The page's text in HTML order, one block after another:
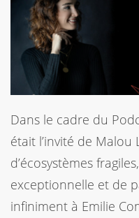
Dans le cadre du
était l’invité de Malou
d’écosystèmes
exceptionnelle et de
infiniment à Emilie